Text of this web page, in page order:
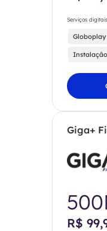
Serviços
Globoplay
Giga+
R$